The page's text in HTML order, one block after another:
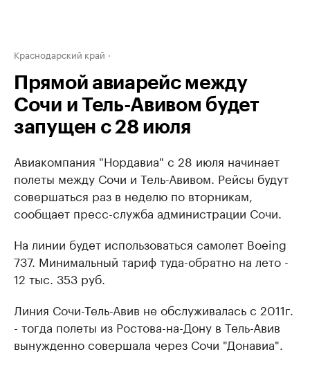
Краснодарский край
Прямой авиарейс между
Сочи и Тель-Авивом будет
запущен с 28 июля
Авиакомпания "Нордавиа" с 28 июля начинает
полеты между Сочи и Тель-Авивом. Рейсы будут
совершаться раз в неделю по вторникам,
сообщает пресс-служба администрации Сочи.
На линии будет использоваться самолет Boeing
737. Минимальный тариф туда-обратно на лето -
12 тыс. 353 руб.
Линия Сочи-Тель-Авив не обслуживалась с 2011г.
- тогда полеты из Ростова-на-Дону в Тель-Авив
вынужденно совершала через Сочи "Донавиа".